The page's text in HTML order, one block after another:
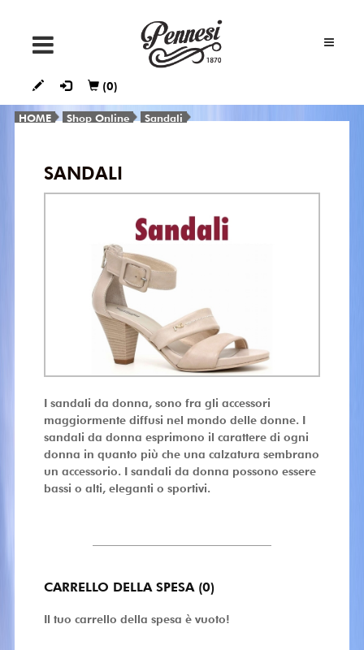
E
STIVALI
(0)
HOME Shop Online Sandali
SANDALI
I sandali da donna, sono fra gli accessori
maggiormente diffusi nel mondo delle donne. I
sandali da donna esprimono il carattere di ogni
donna in quanto più che una calzatura sembrano
un accessorio. I sandali da donna possono essere
bassi o alti, eleganti o sportivi.
CARRELLO DELLA SPESA (0)
Il tuo carrello della spesa è vuoto!